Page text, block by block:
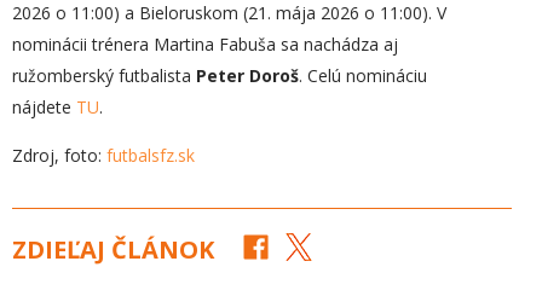
2026 o 11:00) a Bieloruskom (21. mája 2026 o 11:00). V
nominácii trénera Martina Fabuša sa nachádza aj
ružomberský futbalista Peter Doroš. Celú nomináciu
nájdete TU.
Zdroj, foto: futbalsfz.sk
ZDIEĽAJ ČLÁNOK